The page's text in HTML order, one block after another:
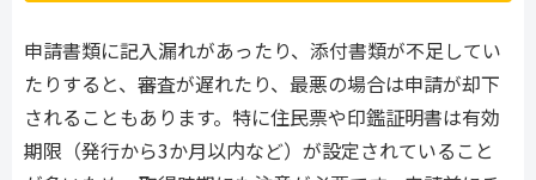
申請書類に記入漏れがあったり、添付書類が不足してい
たりすると、審査が遅れたり、最悪の場合は申請が却下
されることもあります。特に住民票や印鑑証明書は有効
期限（発行から3か月以内など）が設定されていること